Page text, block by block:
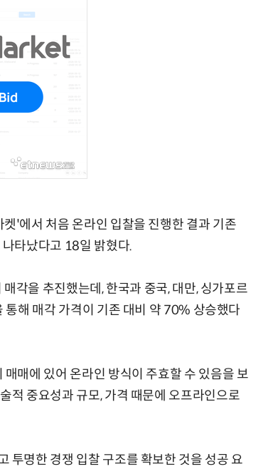
'에서 처음 온라인 입찰을 진행한 결과 기존
타났다고 18일 밝혔다.
각을 추진했는데, 한국과 중국, 대만, 싱가포르
해 매각 가격이 기존 대비 약 70% 상승했다
매에 있어 온라인 방식이 주효할 수 있음을 보
적 중요성과 규모, 가격 때문에 오프라인으로
투명한 경쟁 입찰 구조를 확보한 것을 성공 요
10
양자컴퓨팅 비즈니스·기술 입문 1-Day 워크샵 - 큐비트·양자 알고리듬·Qiskit 실습으로 이해하는 차세대